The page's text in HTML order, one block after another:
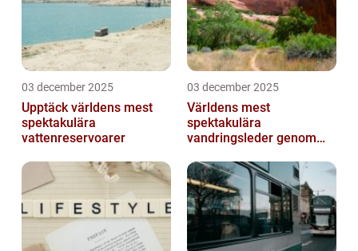
03 december 2025
Upptäck världens mest
spektakulära
vattenreservoarer
03 december 2025
Världens mest
spektakulära
vandringsleder genom